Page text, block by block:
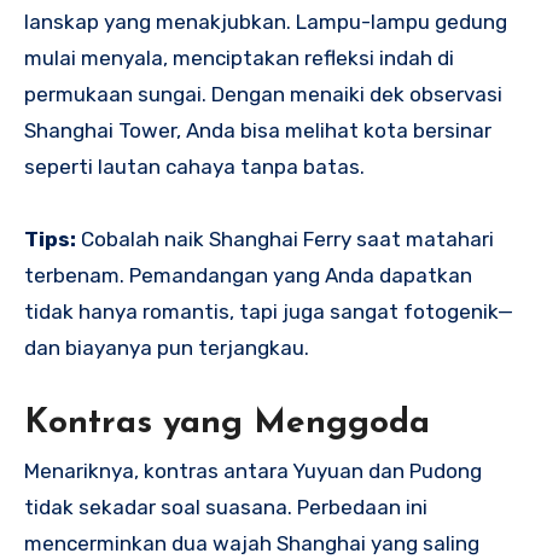
lanskap yang menakjubkan. Lampu-lampu gedung
mulai menyala, menciptakan refleksi indah di
permukaan sungai. Dengan menaiki dek observasi
Shanghai Tower, Anda bisa melihat kota bersinar
seperti lautan cahaya tanpa batas.
Tips: Cobalah naik Shanghai Ferry saat matahari
terbenam. Pemandangan yang Anda dapatkan
tidak hanya romantis, tapi juga sangat fotogenik—
dan biayanya pun terjangkau.
Kontras yang Menggoda
Menariknya, kontras antara Yuyuan dan Pudong
tidak sekadar soal suasana. Perbedaan ini
mencerminkan dua wajah Shanghai yang saling